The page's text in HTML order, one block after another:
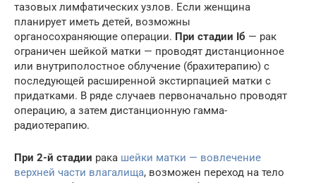
тазовых лимфатических узлов. Если женщина
планирует иметь детей, возможны
органосохраняющие операции. При стадии Iб — рак
ограничен шейкой матки — проводят дистанционное
или внутриполостное облучение (брахитерапию) с
последующей расширенной экстирпацией матки с
придатками. В ряде случаев первоначально проводят
операцию, а затем дистанционную гамма-
радиотерапию.
При 2-й стадии рака шейки матки — вовлечение
верхней части влагалища, возможен переход на тело